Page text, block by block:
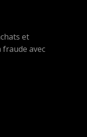
et
avec